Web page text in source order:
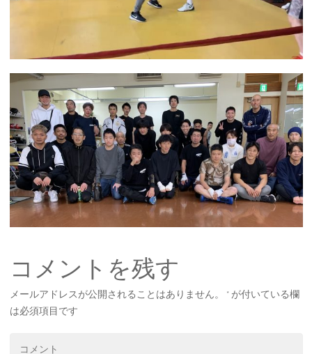
コメントを残す
メールアドレスが公開されることはありません。 * が付いている欄
は必須項目です